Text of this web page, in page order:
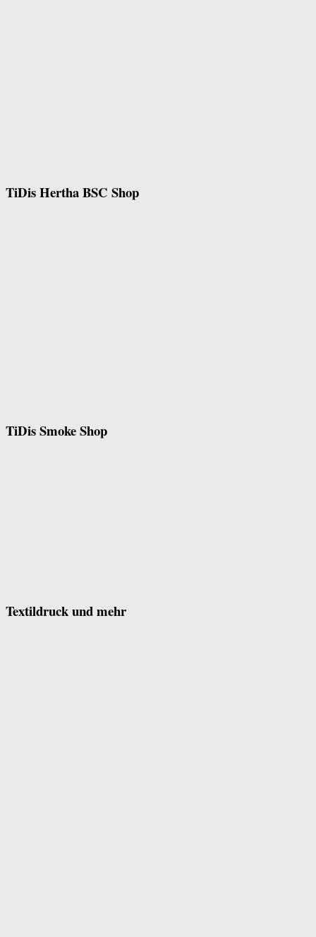
TiDis Hertha BSC Shop
TiDis Smoke Shop
Textildruck und mehr